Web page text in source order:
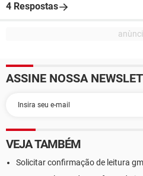
4 Respostas
ASSINE NOSSA
VEJA TAMBÉM
Solicitar confirmação de leitura